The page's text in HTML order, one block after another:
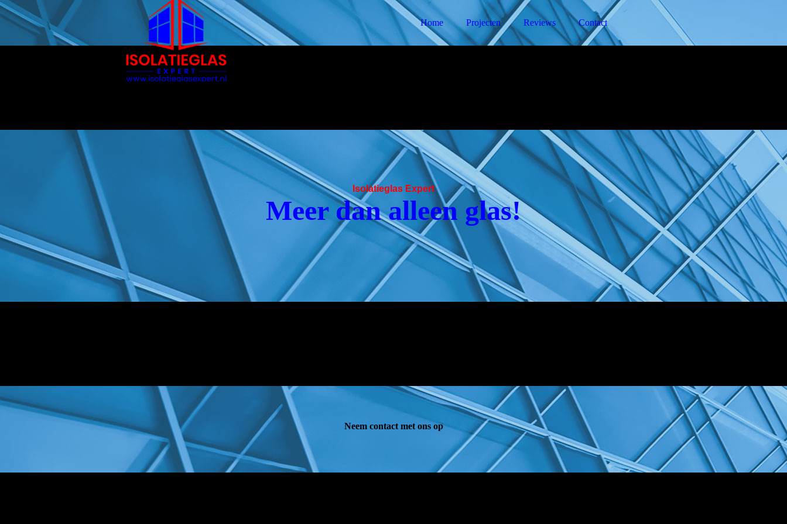
Home Projecten Reviews Contact
Isolatieglas Expert
Meer dan alleen glas!
Neem contact met ons op